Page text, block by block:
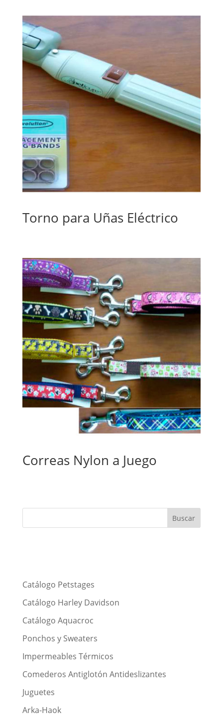
Torno para Uñas Eléctrico
Correas Nylon a Juego
Catálogo Petstages
Catálogo Harley Davidson
Catálogo Aquacroc
Ponchos y Sweaters
Impermeables Térmicos
Comederos Antiglotón Antideslizantes
Juguetes
Arka-Haok